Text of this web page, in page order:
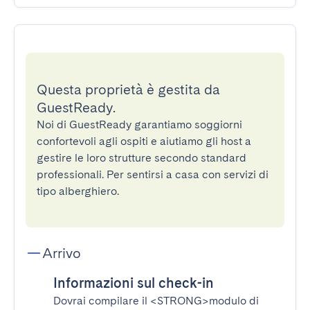
Questa proprietà è gestita da
GuestReady.
Noi di GuestReady garantiamo soggiorni
confortevoli agli ospiti e aiutiamo gli host a
gestire le loro strutture secondo standard
professionali. Per sentirsi a casa con servizi di
tipo alberghiero.
Arrivo
Informazioni sul check-in
Dovrai compilare il <STRONG>modulo di